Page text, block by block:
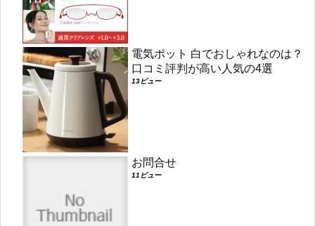
電気ポット 白でおしゃれなのは？
口コミ評判が高い人気の4選
13ビュー
お問合せ
11ビュー